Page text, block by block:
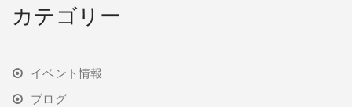
カテゴリー
イベント情報
ブログ